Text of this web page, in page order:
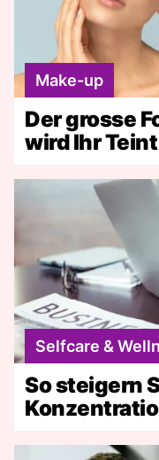
Make-up
Der grosse
wird Ihr
Selfcare &
So steigern